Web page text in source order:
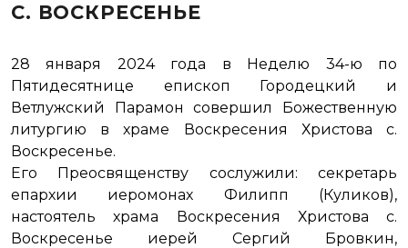
C. ВОСКРЕСЕНЬЕ
28 января 2024 года в Неделю 34-ю по
Пятидесятнице епископ Городецкий и
Ветлужский Парамон совершил Божественную
литургию в храме Воскресения Христова c.
Воскресенье.
Его Преосвященству сослужили: секретарь
епархии иеромонах Филипп (Куликов),
настоятель храма Воскресения Христова c.
Воскресенье иерей Сергий Бровкин,